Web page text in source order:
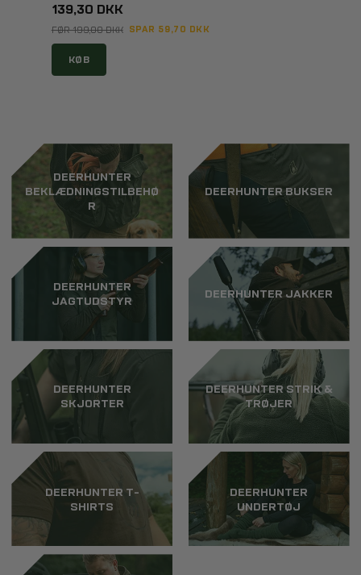
139,30 DKK
FØR 199,00 DKK SPAR 59,70 DKK
KØB
DEERHUNTER
BEKLÆDNINGSTILBEHØ
R
DEERHUNTER BUKSER
DEERHUNTER
JAGTUDSTYR
DEERHUNTER JAKKER
DEERHUNTER
SKJORTER
DEERHUNTER STRIK &
TRØJER
DEERHUNTER T-
SHIRTS
DEERHUNTER
UNDERTØJ